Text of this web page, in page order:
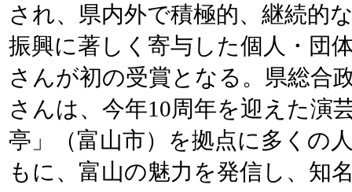
され、県内外で積極的、継続的
振興に著しく寄与した個人・団
さんが初の受賞となる。県総合
さんは、今年10周年を迎えた演
亭」（富山市）を拠点に多くの
もに、富山の魅力を発信し、知